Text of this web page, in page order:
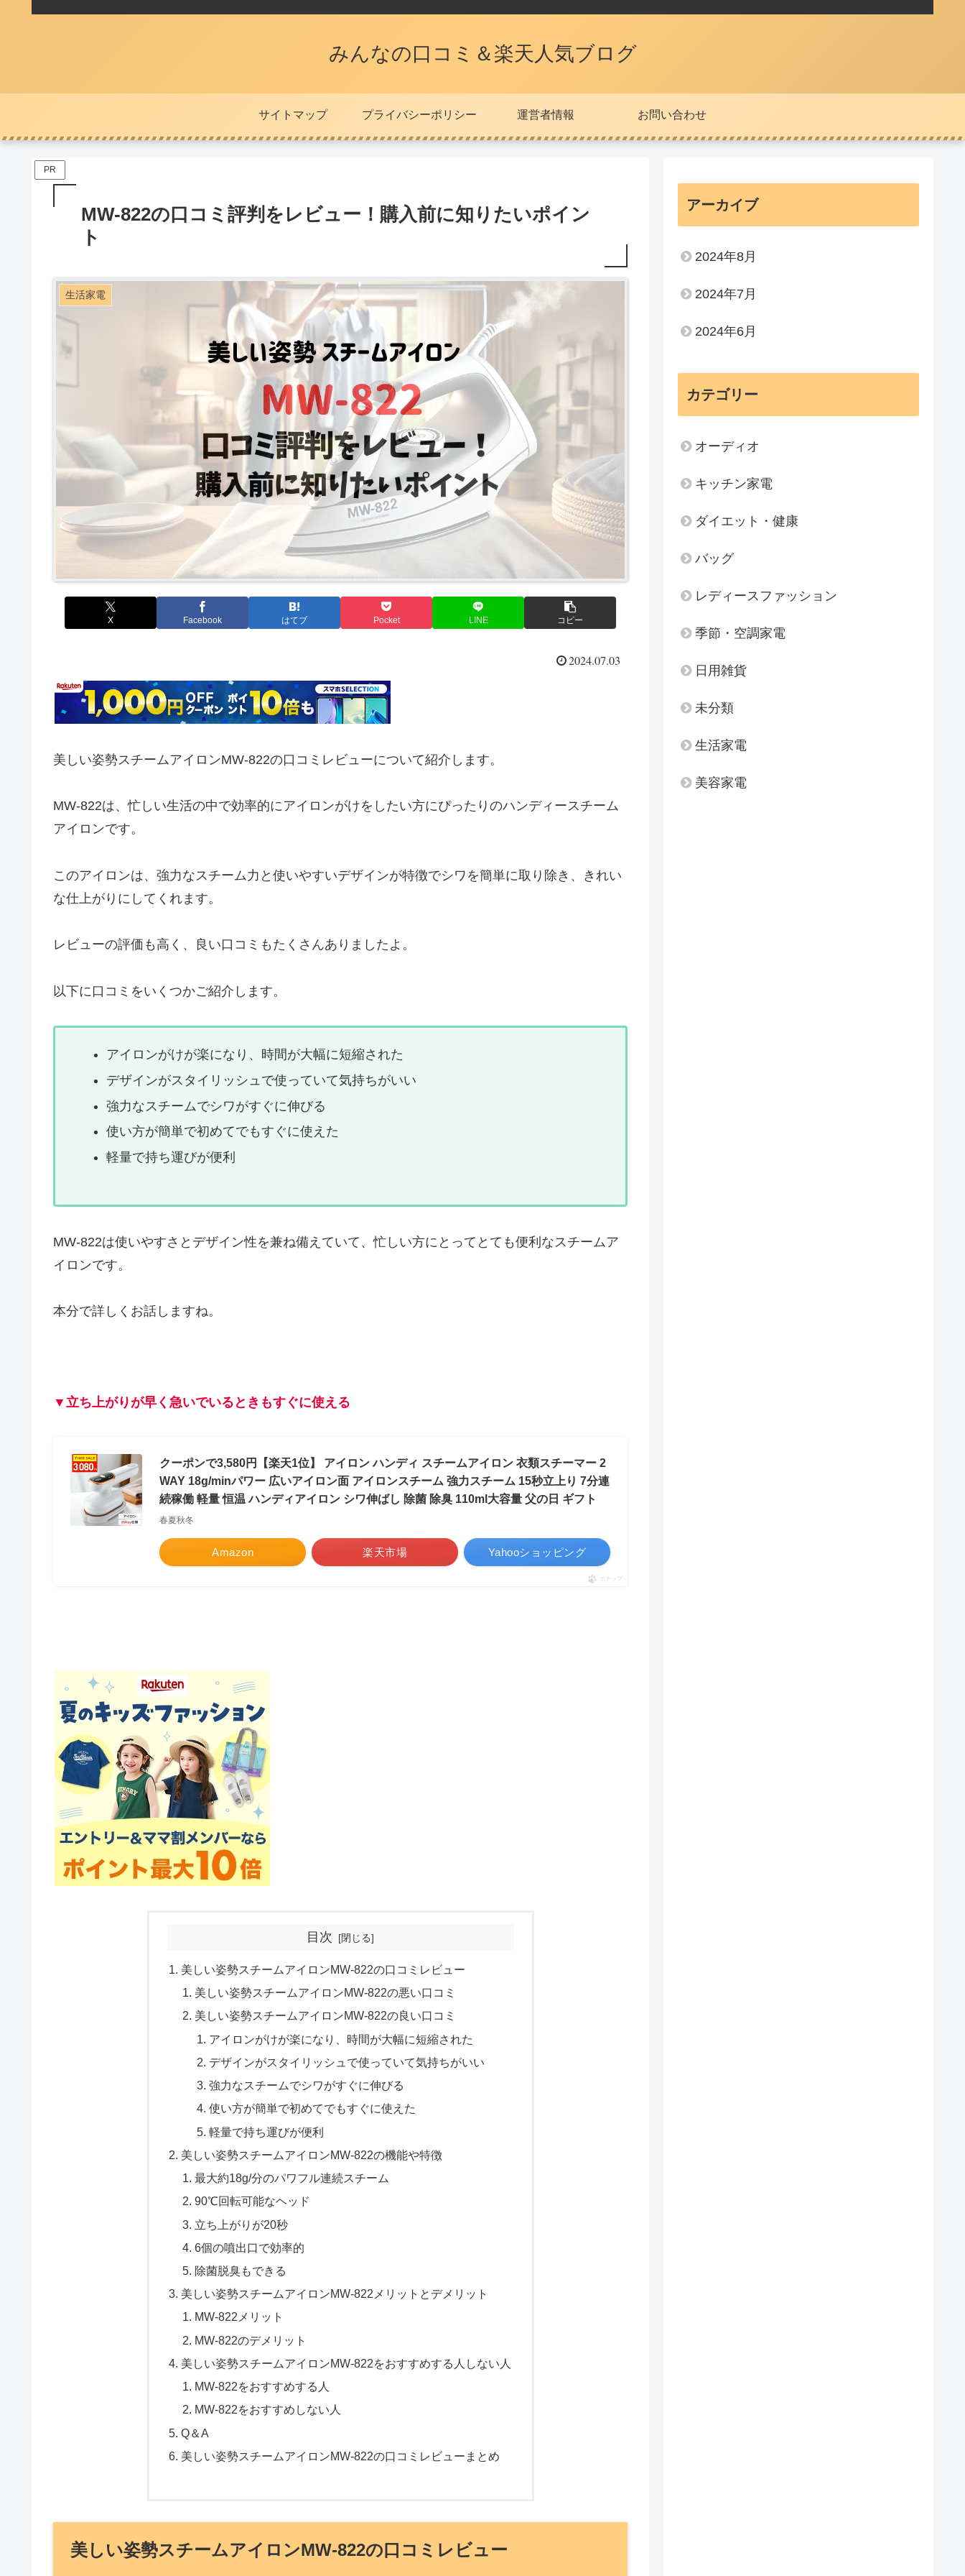
みんなの口コミ＆楽天人気ブログ
サイトマップ プライバシーポリシー 運営者情報 お問い合わせ
PR
MW-822の口コミ評判をレビュー！購入前に知りたいポイン
ト
生活家電
X Facebook はてブ Pocket LINE コピー
2024.07.03
美しい姿勢スチームアイロンMW-822の口コミレビューについて紹介します。
MW-822は、忙しい生活の中で効率的にアイロンがけをしたい方にぴったりのハンディースチーム
アイロンです。
このアイロンは、強力なスチーム力と使いやすいデザインが特徴でシワを簡単に取り除き、きれい
な仕上がりにしてくれます。
レビューの評価も高く、良い口コミもたくさんありましたよ。
以下に口コミをいくつかご紹介します。
アイロンがけが楽になり、時間が大幅に短縮された
デザインがスタイリッシュで使っていて気持ちがいい
強力なスチームでシワがすぐに伸びる
使い方が簡単で初めてでもすぐに使えた
軽量で持ち運びが便利
MW-822は使いやすさとデザイン性を兼ね備えていて、忙しい方にとってとても便利なスチームア
イロンです。
本分で詳しくお話しますね。
▼立ち上がりが早く急いでいるときもすぐに使える
クーポンで3,580円【楽天1位】 アイロン ハンディ スチームアイロン 衣類スチーマー 2
WAY 18g/minパワー 広いアイロン面 アイロンスチーム 強力スチーム 15秒立上り 7分連
続稼働 軽量 恒温 ハンディアイロン シワ伸ばし 除菌 除臭 110ml大容量 父の日 ギフト
春夏秋冬
Amazon 楽天市場 Yahooショッピング
ポチップ
目次
美しい姿勢スチームアイロンMW-822の口コミレビュー
美しい姿勢スチームアイロンMW-822の悪い口コミ
美しい姿勢スチームアイロンMW-822の良い口コミ
アイロンがけが楽になり、時間が大幅に短縮された
デザインがスタイリッシュで使っていて気持ちがいい
強力なスチームでシワがすぐに伸びる
使い方が簡単で初めてでもすぐに使えた
軽量で持ち運びが便利
美しい姿勢スチームアイロンMW-822の機能や特徴
最大約18g/分のパワフル連続スチーム
90℃回転可能なヘッド
立ち上がりが20秒
6個の噴出口で効率的
除菌脱臭もできる
美しい姿勢スチームアイロンMW-822メリットとデメリット
MW-822メリット
MW-822のデメリット
美しい姿勢スチームアイロンMW-822をおすすめする人しない人
MW-822をおすすめする人
MW-822をおすすめしない人
Q＆A
美しい姿勢スチームアイロンMW-822の口コミレビューまとめ
美しい姿勢スチームアイロンMW-822の口コミレビュー
アーカイブ
2024年8月
2024年7月
2024年6月
カテゴリー
オーディオ
キッチン家電
ダイエット・健康
バッグ
レディースファッション
季節・空調家電
日用雑貨
未分類
生活家電
美容家電